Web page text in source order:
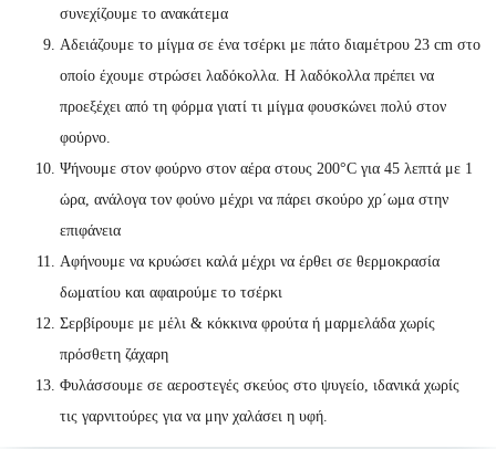
συνεχίζουμε το ανακάτεμα
Αδειάζουμε το μίγμα σε ένα τσέρκι με πάτο διαμέτρου 23 cm στο
οποίο έχουμε στρώσει λαδόκολλα. Η λαδόκολλα πρέπει να
προεξέχει από τη φόρμα γιατί τι μίγμα φουσκώνει πολύ στον
φούρνο.
Ψήνουμε στον φούρνο στον αέρα στους 200°C για 45 λεπτά με 1
ώρα, ανάλογα τον φούνο μέχρι να πάρει σκούρο χρ΄ωμα στην
επιφάνεια
Αφήνουμε να κρυώσει καλά μέχρι να έρθει σε θερμοκρασία
δωματίου και αφαιρούμε το τσέρκι
Σερβίρουμε με μέλι & κόκκινα φρούτα ή μαρμελάδα χωρίς
πρόσθετη ζάχαρη
Φυλάσσουμε σε αεροστεγές σκεύος στο ψυγείο, ιδανικά χωρίς
τις γαρνιτούρες για να μην χαλάσει η υφή.